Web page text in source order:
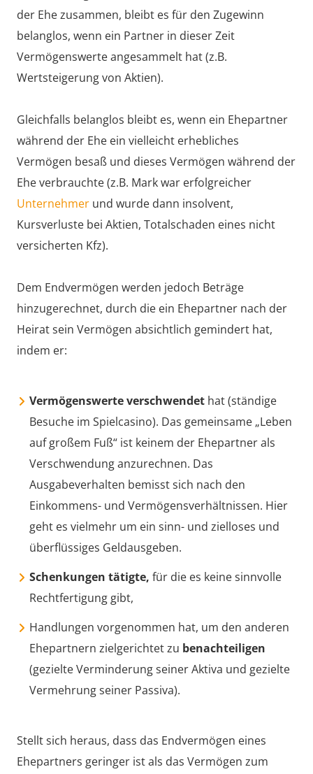
der Ehe zusammen, bleibt es für den Zugewinn
belanglos, wenn ein Partner in dieser Zeit
Vermögenswerte angesammelt hat (z.B.
Wertsteigerung von Aktien).
Gleichfalls belanglos bleibt es, wenn ein Ehepartner
während der Ehe ein vielleicht erhebliches
Vermögen besaß und dieses Vermögen während der
Ehe verbrauchte (z.B. Mark war erfolgreicher
Unternehmer und wurde dann insolvent,
Kursverluste bei Aktien, Totalschaden eines nicht
versicherten Kfz).
Dem Endvermögen werden jedoch Beträge
hinzugerechnet, durch die ein Ehepartner nach der
Heirat sein Vermögen absichtlich gemindert hat,
indem er:
Vermögenswerte verschwendet hat (ständige
Besuche im Spielcasino). Das gemeinsame „Leben
auf großem Fuß“ ist keinem der Ehepartner als
Verschwendung anzurechnen. Das
Ausgabeverhalten bemisst sich nach den
Einkommens- und Vermögensverhältnissen. Hier
geht es vielmehr um ein sinn- und zielloses und
überflüssiges Geldausgeben.
Schenkungen tätigte, für die es keine sinnvolle
Rechtfertigung gibt,
Handlungen vorgenommen hat, um den anderen
Ehepartnern zielgerichtet zu benachteiligen
(gezielte Verminderung seiner Aktiva und gezielte
Vermehrung seiner Passiva).
Stellt sich heraus, dass das Endvermögen eines
Ehepartners geringer ist als das Vermögen zum